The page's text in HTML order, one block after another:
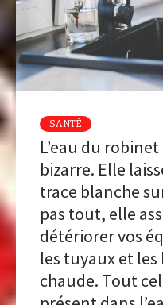
SANTÉ
L’eau du
bizarre. Elle
trace blanche
pas tout, elle
détériorer vos
les tuyaux et les
chaude. Tout